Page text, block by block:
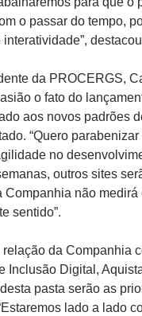
o passar do tempo,
da PROCERGS,
o fato do
aos novos padrões
“Quero
no
outros sites
Companhia não
sentido”.
relação da Companhia
Inclusão Digital,
pasta serão as
lado a lado